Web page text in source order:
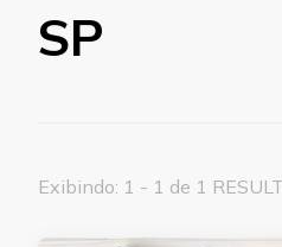
SP
Exibindo: 1 - 1 de 1